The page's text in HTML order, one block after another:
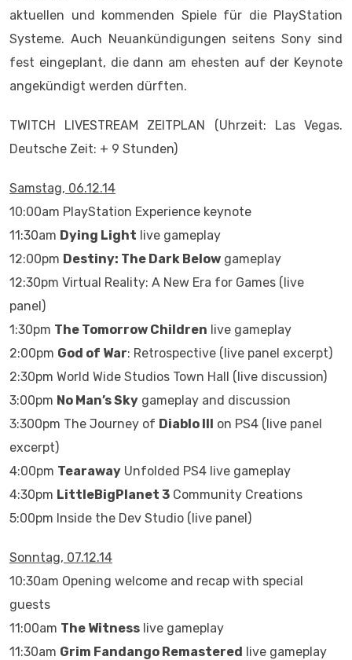
aktuellen und kommenden Spiele für die PlayStation
Systeme. Auch Neuankündigungen seitens Sony sind
fest eingeplant, die dann am ehesten auf der Keynote
angekündigt werden dürften.
TWITCH LIVESTREAM ZEITPLAN (Uhrzeit: Las Vegas.
Deutsche Zeit: + 9 Stunden)
Samstag, 06.12.14
10:00am PlayStation Experience keynote
11:30am Dying Light live gameplay
12:00pm Destiny: The Dark Below gameplay
12:30pm Virtual Reality: A New Era for Games (live
panel)
1:30pm The Tomorrow Children live gameplay
2:00pm God of War: Retrospective (live panel excerpt)
2:30pm World Wide Studios Town Hall (live discussion)
3:00pm No Man’s Sky gameplay and discussion
3:300pm The Journey of Diablo III on PS4 (live panel
excerpt)
4:00pm Tearaway Unfolded PS4 live gameplay
4:30pm LittleBigPlanet 3 Community Creations
5:00pm Inside the Dev Studio (live panel)
Sonntag, 07.12.14
10:30am Opening welcome and recap with special
guests
11:00am The Witness live gameplay
11:30am Grim Fandango Remastered live gameplay